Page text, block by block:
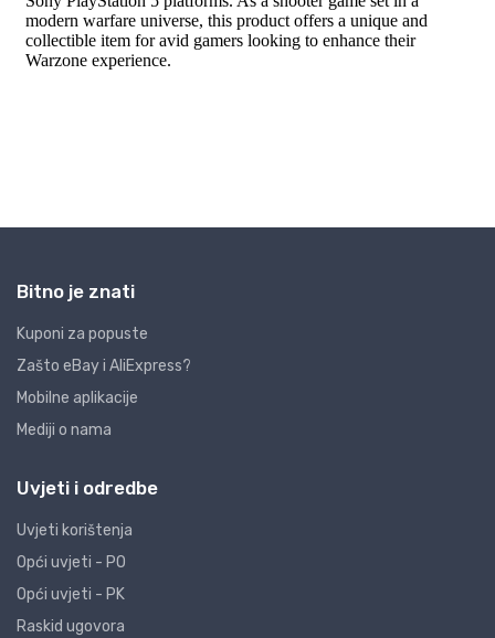
Bitno je znati
Kuponi za popuste
Zašto eBay i AliExpress?
Mobilne aplikacije
Mediji o nama
Uvjeti i odredbe
Uvjeti korištenja
Opći uvjeti - PO
Opći uvjeti - PK
Raskid ugovora